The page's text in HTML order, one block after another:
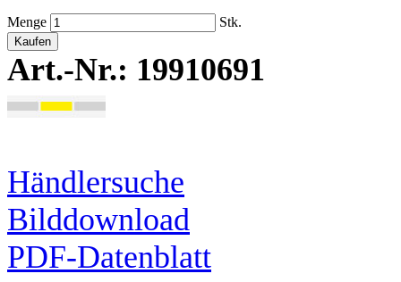
Menge Stk.
Kaufen
Art.-Nr.: 19910691
Händlersuche
Bilddownload
PDF-Datenblatt